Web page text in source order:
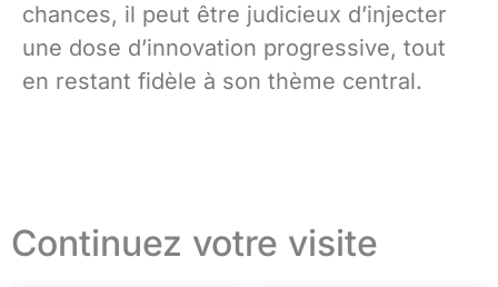
chances, il peut être judicieux d’injecter
une dose d’innovation progressive, tout
en restant fidèle à son thème central.
Continuez votre visite